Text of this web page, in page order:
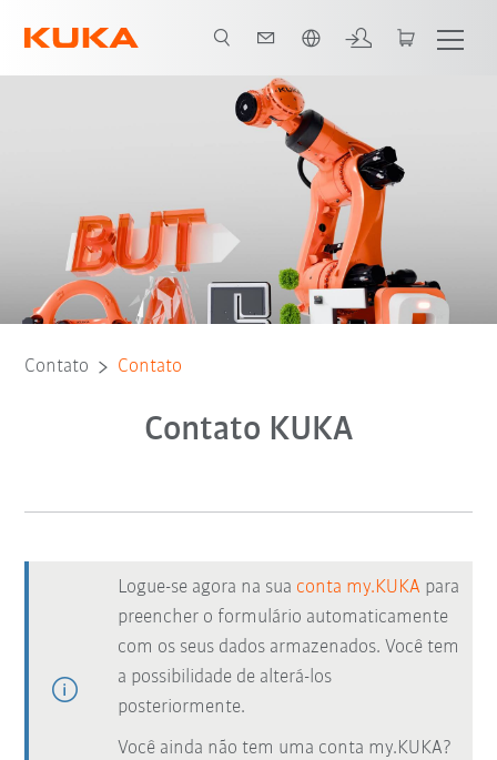
Contato Contato
Contato KUKA
Logue-se agora na sua conta my.KUKA para
preencher o formulário automaticamente
com os seus dados armazenados. Você tem
a possibilidade de alterá-los
posteriormente.
Você ainda não tem uma conta my.KUKA?